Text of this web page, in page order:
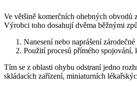
Ve většině komerčních ohebných obvodů
Výrobci toho dosahují dvěma běžnými
Nanesení nebo naprášení
Použití procesů přímého
Tím se z oblasti ohybu odstraní jedno
skládacích zařízení, miniaturních